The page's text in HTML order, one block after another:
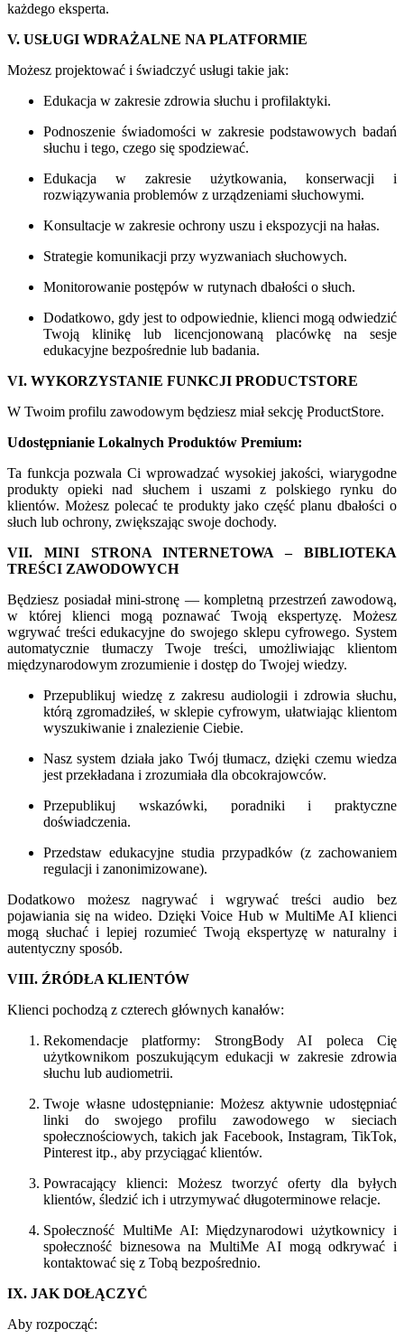
każdego eksperta.
V. USŁUGI WDRAŻALNE NA PLATFORMIE
Możesz projektować i świadczyć usługi takie jak:
Edukacja w zakresie zdrowia słuchu i profilaktyki.
Podnoszenie świadomości w zakresie podstawowych badań
słuchu i tego, czego się spodziewać.
Edukacja w zakresie użytkowania, konserwacji i
rozwiązywania problemów z urządzeniami słuchowymi.
Konsultacje w zakresie ochrony uszu i ekspozycji na hałas.
Strategie komunikacji przy wyzwaniach słuchowych.
Monitorowanie postępów w rutynach dbałości o słuch.
Dodatkowo, gdy jest to odpowiednie, klienci mogą odwiedzić
Twoją klinikę lub licencjonowaną placówkę na sesje
edukacyjne bezpośrednie lub badania.
VI. WYKORZYSTANIE FUNKCJI PRODUCTSTORE
W Twoim profilu zawodowym będziesz miał sekcję ProductStore.
Udostępnianie Lokalnych Produktów Premium:
Ta funkcja pozwala Ci wprowadzać wysokiej jakości, wiarygodne
produkty opieki nad słuchem i uszami z polskiego rynku do
klientów. Możesz polecać te produkty jako część planu dbałości o
słuch lub ochrony, zwiększając swoje dochody.
VII. MINI STRONA INTERNETOWA – BIBLIOTEKA
TREŚCI ZAWODOWYCH
Będziesz posiadał mini-stronę — kompletną przestrzeń zawodową,
w której klienci mogą poznawać Twoją ekspertyzę. Możesz
wgrywać treści edukacyjne do swojego sklepu cyfrowego. System
automatycznie tłumaczy Twoje treści, umożliwiając klientom
międzynarodowym zrozumienie i dostęp do Twojej wiedzy.
Przepublikuj wiedzę z zakresu audiologii i zdrowia słuchu,
którą zgromadziłeś, w sklepie cyfrowym, ułatwiając klientom
wyszukiwanie i znalezienie Ciebie.
Nasz system działa jako Twój tłumacz, dzięki czemu wiedza
jest przekładana i zrozumiała dla obcokrajowców.
Przepublikuj wskazówki, poradniki i praktyczne
doświadczenia.
Przedstaw edukacyjne studia przypadków (z zachowaniem
regulacji i zanonimizowane).
Dodatkowo możesz nagrywać i wgrywać treści audio bez
pojawiania się na wideo. Dzięki Voice Hub w MultiMe AI klienci
mogą słuchać i lepiej rozumieć Twoją ekspertyzę w naturalny i
autentyczny sposób.
VIII. ŹRÓDŁA KLIENTÓW
Klienci pochodzą z czterech głównych kanałów:
Rekomendacje platformy: StrongBody AI poleca Cię
użytkownikom poszukującym edukacji w zakresie zdrowia
słuchu lub audiometrii.
Twoje własne udostępnianie: Możesz aktywnie udostępniać
linki do swojego profilu zawodowego w sieciach
społecznościowych, takich jak Facebook, Instagram, TikTok,
Pinterest itp., aby przyciągać klientów.
Powracający klienci: Możesz tworzyć oferty dla byłych
klientów, śledzić ich i utrzymywać długoterminowe relacje.
Społeczność MultiMe AI: Międzynarodowi użytkownicy i
społeczność biznesowa na MultiMe AI mogą odkrywać i
kontaktować się z Tobą bezpośrednio.
IX. JAK DOŁĄCZYĆ
Aby rozpocząć: